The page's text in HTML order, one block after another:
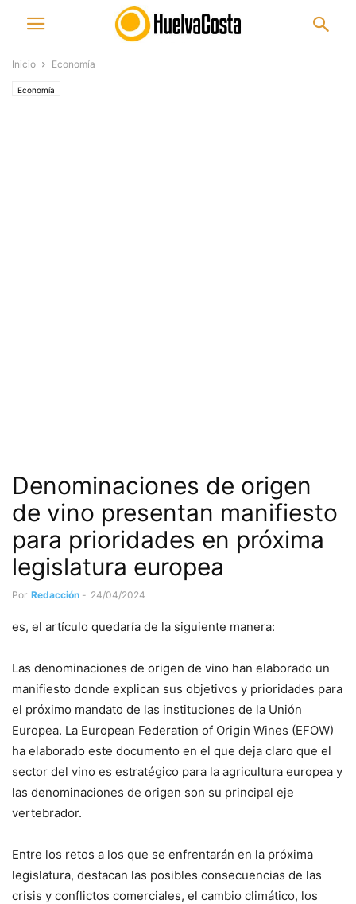
Inicio Economía
Economía
Denominaciones de origen
de vino presentan manifiesto
para prioridades en próxima
legislatura europea
Por Redacción - 24/04/2024
es, el artículo quedaría de la siguiente manera:
Las denominaciones de origen de vino han elaborado un
manifiesto donde explican sus objetivos y prioridades para
el próximo mandato de las instituciones de la Unión
Europea. La European Federation of Origin Wines (EFOW)
ha elaborado este documento en el que deja claro que el
sector del vino es estratégico para la agricultura europea y
las denominaciones de origen son su principal eje
vertebrador.
Entre los retos a los que se enfrentarán en la próxima
legislatura, destacan las posibles consecuencias de las
crisis y conflictos comerciales, el cambio climático, los